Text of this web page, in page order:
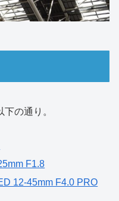
の通り。
F1.8
12-45mm F4.0 PRO